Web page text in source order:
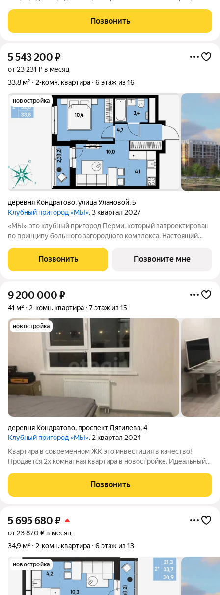
«Мы». Идеальный вариант для тех, кто ценит комфорт и хочет
жить в гармонии с
Позвонить
5 543 200 ₽
от 23 231 ₽ в месяц
33,8 м²
2-комн. квартира 6 этаж из 16
новостройка
деревня Кондратово,улица Улановой,5
Клубный пригород «МЫ», 3 квартал 2027
«МЫ»-это клубный пригород Перми, который запроектирован
по принципу большого загородного комплекса. Настоящий
у озера. На территории помимо парков и велодорожек будут
объекты социальной
Позвонить Позвоните мне
9 200 000 ₽
41 м² 2-комн. квартира 7 этаж из 15
новостройка
деревня Кондратово, проспект Дягилева,4
Клубный пригород «МЫ», 2 квартал 2024
Квартира в современном ЖК это инвестиция в качество!
Продается 2х комнатная квартира в новостройке. Идеальный
инженерные решения. Преимущества нового фонда:
Надежность: Современные строительные
Позвонить
5 695 680 ₽
от 23 870 ₽ в месяц
34,9 м²
2-комн. квартира 6 этаж из 13
новостройка